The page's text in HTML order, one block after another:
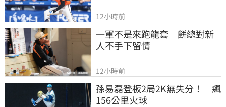
12小時前
一軍不是來跑龍套　餅總對新
人不手下留情
12小時前
孫易磊登板2局2K無失分！　飆
156公里火球